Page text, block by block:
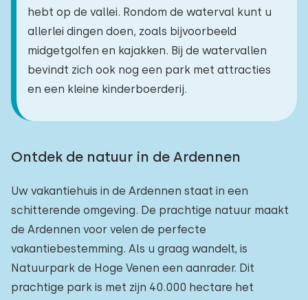
hebt op de vallei. Rondom de waterval kunt u
allerlei dingen doen, zoals bijvoorbeeld
midgetgolfen en kajakken. Bij de watervallen
bevindt zich ook nog een park met attracties
en een kleine kinderboerderij.
Ontdek de natuur in de Ardennen
Uw vakantiehuis in de Ardennen staat in een
schitterende omgeving. De prachtige natuur maakt
de Ardennen voor velen de perfecte
vakantiebestemming. Als u graag wandelt, is
Natuurpark de Hoge Venen een aanrader. Dit
prachtige park is met zijn 40.000 hectare het